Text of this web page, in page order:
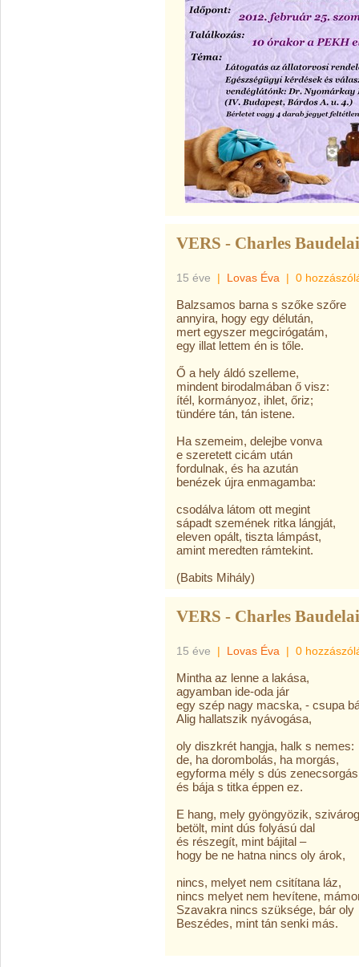
VERS - Charles
15 éve | Lovas Éva | 0
Balzsamos barna s szőke szőre
annyira, hogy egy délután,
mert egyszer megcirógatám,
egy illat lettem én is tőle.
Ő a hely áldó szelleme,
mindent birodalmában ő visz:
ítél, kormányoz, ihlet, őriz;
tündére tán, tán istene.
Ha szemeim, delejbe vonva
e szeretett cicám után
fordulnak, és ha azután
benézek újra enmagamba:
csodálva látom ott megint
sápadt szemének ritka lángját,
eleven opált, tiszta lámpást,
amint meredten rámtekint.
(Babits Mihály)
VERS - Charles
15 éve | Lovas Éva | 0
Mintha az lenne a lakása,
agyamban ide-oda jár
egy szép nagy macska, - csupa
Alig hallatszik nyávogása,
oly diszkrét hangja, halk s nemes:
de, ha dorombolás, ha morgás,
egyforma mély s dús
és bája s titka éppen ez.
E hang, mely gyöngyözik, szivárog
betölt, mint dús folyású dal
és részegít, mint bájital –
hogy be ne hatna nincs oly árok,
nincs, melyet nem csitítana láz,
nincs melyet nem hevítene,
Szavakra nincs szüksége, bár oly
Beszédes, mint tán senki más.